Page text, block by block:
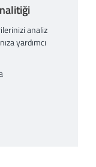
analiz
yardımcı